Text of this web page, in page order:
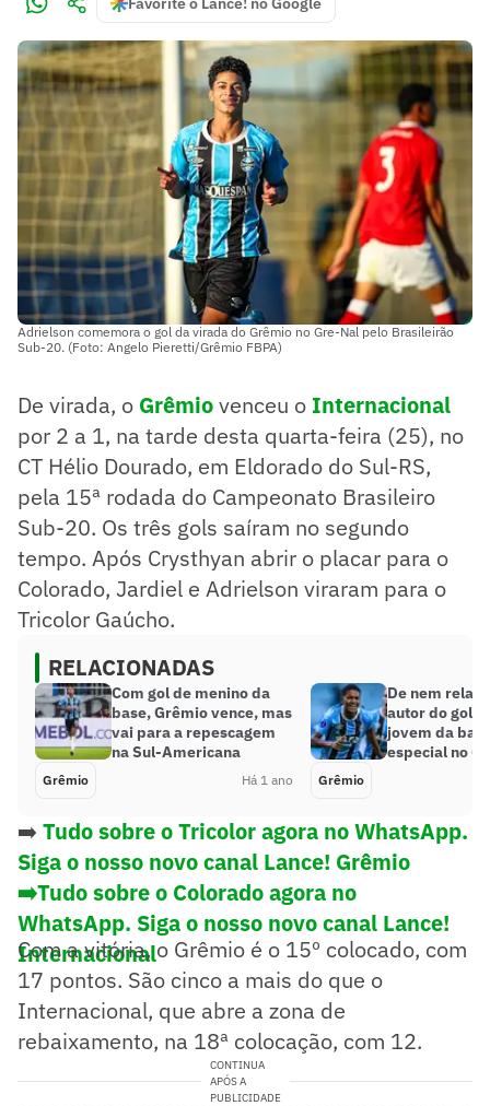
Adrielson comemora o gol da virada do Grêmio no Gre-Nal pelo Brasileirão
Sub-20. (Foto: Angelo Pieretti/Grêmio FBPA)
De virada, o Grêmiovenceu o Internacional
por 2 a 1, na tarde desta quarta-feira (25), no
CT Hélio Dourado, em Eldorado do Sul-RS,
pela 15ª rodada do Campeonato Brasileiro
Sub-20. Os três gols saíram no segundo
tempo. Após Crysthyan abrir o placar para o
Colorado, Jardiel e Adrielson viraram para o
Tricolor Gaúcho.
RELACIONADAS
Com gol de menino da
base, Grêmio vence, mas
vai para a repescagem
na Sul-Americana
Grêmio Há 1 ano
De nem
autor do gol
jovem da
especial no
Grêmio
➡️ Tudo sobre o Tricolor agora no WhatsApp.
Siga o nosso novo canal Lance! Grêmio
➡️Tudo sobre o Colorado agora no
WhatsApp. Siga o nosso novo canal Lance!
Internacional
Com a vitória, o Grêmio é o 15º colocado, com
17 pontos. São cinco a mais do que o
Internacional, que abre a zona de
rebaixamento, na 18ª colocação, com 12.
CONTINUA
APÓS A
PUBLICIDADE